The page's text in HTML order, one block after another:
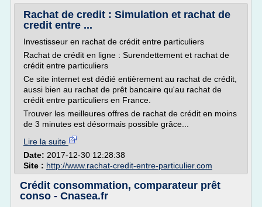
Rachat de credit : Simulation et rachat de
credit entre ...
Investisseur en rachat de crédit entre particuliers
Rachat de crédit en ligne : Surendettement et rachat de
crédit entre particuliers
Ce site internet est dédié entièrement au rachat de crédit,
aussi bien au rachat de prêt bancaire qu'au rachat de
crédit entre particuliers en France.
Trouver les meilleures offres de rachat de crédit en moins
de 3 minutes est désormais possible grâce...
Lire la suite
Date: 2017-12-30 12:28:38
Site : http://www.rachat-credit-entre-particulier.com
Crédit consommation, comparateur prêt
conso - Cnasea.fr